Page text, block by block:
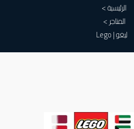
الرئيسية >
المتاجر >
ليغو | Lego